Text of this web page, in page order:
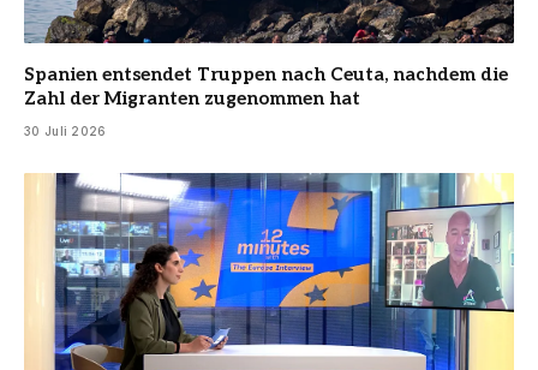
Spanien entsendet Truppen nach Ceuta, nachdem die
Zahl der Migranten zugenommen hat
30 Juli 2026